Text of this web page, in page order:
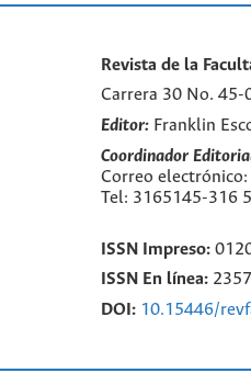
Revista de la
Carrera 30 No. 45-
Editor: Franklin
Coordinador
Correo electrónico:
Tel: 3165145-316
ISSN Impreso:
ISSN En línea:
DOI: 10.15446/